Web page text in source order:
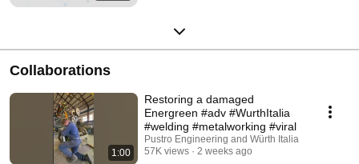
Collaborations
1:00
Restoring a damaged
Energreen #adv #WurthItalia
#welding #metalworking #viral
Pustro Engineering and Würth Italia
57K views
2 weeks ago